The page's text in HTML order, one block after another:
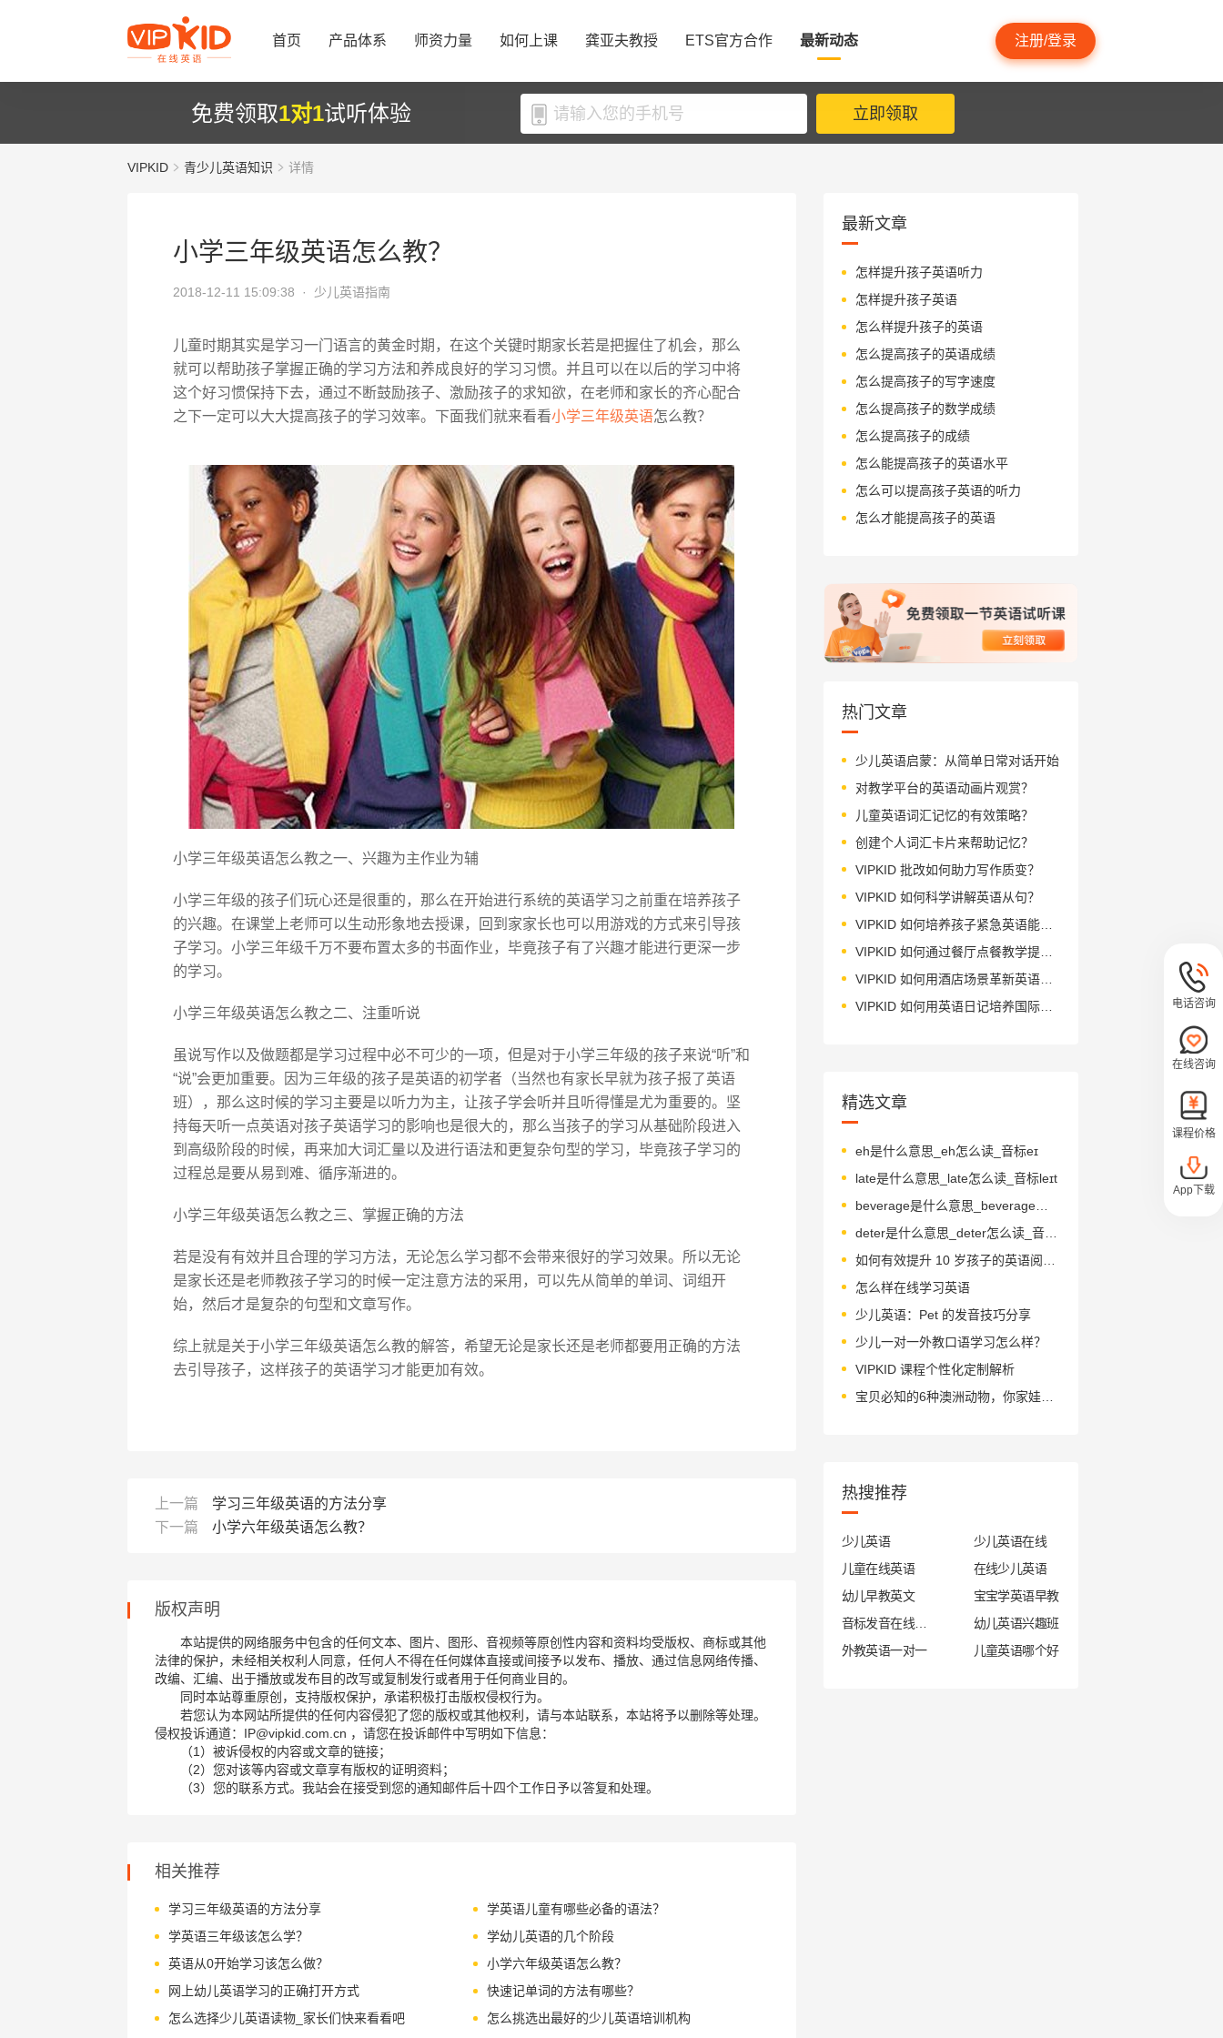
首页 产品体系 师资力量 如何上课 龚亚夫教授 ETS官方合作 最新动态 注册/登录
免费领取1对1试听体验 立即领取
VIPKID 青少儿英语知识 详情
小学三年级英语怎么教？
2018-12-11 15:09:38 · 少儿英语指南
儿童时期其实是学习一门语言的黄金时期，在这个关键时期家长若是把握住了机会，那么
就可以帮助孩子掌握正确的学习方法和养成良好的学习习惯。并且可以在以后的学习中将
这个好习惯保持下去，通过不断鼓励孩子、激励孩子的求知欲，在老师和家长的齐心配合
之下一定可以大大提高孩子的学习效率。下面我们就来看看小学三年级英语怎么教？
小学三年级英语怎么教之一、兴趣为主作业为辅
小学三年级的孩子们玩心还是很重的，那么在开始进行系统的英语学习之前重在培养孩子
的兴趣。在课堂上老师可以生动形象地去授课，回到家家长也可以用游戏的方式来引导孩
子学习。小学三年级千万不要布置太多的书面作业，毕竟孩子有了兴趣才能进行更深一步
的学习。
小学三年级英语怎么教之二、注重听说
虽说写作以及做题都是学习过程中必不可少的一项，但是对于小学三年级的孩子来说“听”和
“说”会更加重要。因为三年级的孩子是英语的初学者（当然也有家长早就为孩子报了英语
班），那么这时候的学习主要是以听力为主，让孩子学会听并且听得懂是尤为重要的。坚
持每天听一点英语对孩子英语学习的影响也是很大的，那么当孩子的学习从基础阶段进入
到高级阶段的时候，再来加大词汇量以及进行语法和更复杂句型的学习，毕竟孩子学习的
过程总是要从易到难、循序渐进的。
小学三年级英语怎么教之三、掌握正确的方法
若是没有有效并且合理的学习方法，无论怎么学习都不会带来很好的学习效果。所以无论
是家长还是老师教孩子学习的时候一定注意方法的采用，可以先从简单的单词、词组开
始，然后才是复杂的句型和文章写作。
综上就是关于小学三年级英语怎么教的解答，希望无论是家长还是老师都要用正确的方法
去引导孩子，这样孩子的英语学习才能更加有效。
上一篇
学习三年级英语的方法分享
下一篇
小学六年级英语怎么教？
版权声明
本站提供的网络服务中包含的任何文本、图片、图形、音视频等原创性内容和资料均受版权、商标或其他
法律的保护，未经相关权利人同意，任何人不得在任何媒体直接或间接予以发布、播放、通过信息网络传播、
改编、汇编、出于播放或发布目的改写或复制发行或者用于任何商业目的。
同时本站尊重原创，支持版权保护，承诺积极打击版权侵权行为。
若您认为本网站所提供的任何内容侵犯了您的版权或其他权利，请与本站联系，本站将予以删除等处理。
侵权投诉通道：IP@vipkid.com.cn ，请您在投诉邮件中写明如下信息：
（1）被诉侵权的内容或文章的链接；
（2）您对该等内容或文章享有版权的证明资料；
（3）您的联系方式。我站会在接受到您的通知邮件后十四个工作日予以答复和处理。
相关推荐
学习三年级英语的方法分享
学英语儿童有哪些必备的语法？
学英语三年级该怎么学？
学幼儿英语的几个阶段
英语从0开始学习该怎么做？
小学六年级英语怎么教？
网上幼儿英语学习的正确打开方式
快速记单词的方法有哪些？
怎么选择少儿英语读物_家长们快来看看吧
怎么挑选出最好的少儿英语培训机构
最新文章
怎样提升孩子英语听力
怎样提升孩子英语
怎么样提升孩子的英语
怎么提高孩子的英语成绩
怎么提高孩子的写字速度
怎么提高孩子的数学成绩
怎么提高孩子的成绩
怎么能提高孩子的英语水平
怎么可以提高孩子英语的听力
怎么才能提高孩子的英语
热门文章
少儿英语启蒙：从简单日常对话开始
对教学平台的英语动画片观赏？
儿童英语词汇记忆的有效策略？
创建个人词汇卡片来帮助记忆？
VIPKID 批改如何助力写作质变？
VIPKID 如何科学讲解英语从句？
VIPKID 如何培养孩子紧急英语能力？
VIPKID 如何通过餐厅点餐教学提升少儿英语应用能力？
VIPKID 如何用酒店场景革新英语教学？
VIPKID 如何用英语日记培养国际化人才？
精选文章
eh是什么意思_eh怎么读_音标eɪ
late是什么意思_late怎么读_音标leɪt
beverage是什么意思_beverage怎么读_音标ˈbevərɪdʒ
deter是什么意思_deter怎么读_音标dɪ'tɜ-(r)
怎么样在线学习英语
少儿英语：Pet 的发音技巧分享
少儿一对一外教口语学习怎么样？
VIPKID 课程个性化定制解析
宝贝必知的6种澳洲动物，你家娃知道几个？据说听过一半就算见识广！
热搜推荐
少儿英语
少儿英语在线
儿童在线英语
在线少儿英语
幼儿早教英文
宝宝学英语早教
幼儿英语兴趣班
外教英语一对一
儿童英语哪个好
电话咨询
在线咨询
课程价格
App下载